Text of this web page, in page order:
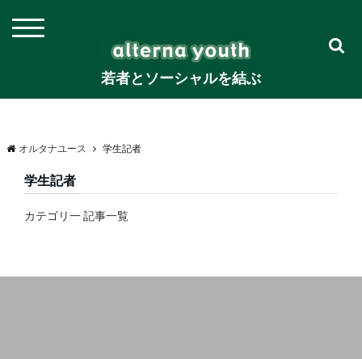
若者とソーシャルを結ぶ
オルタナユース 学生記者
学生記者
カテゴリ一 記事一覧